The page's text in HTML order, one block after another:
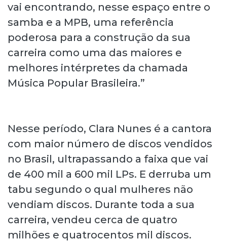
vai encontrando, nesse espaço entre o
samba e a MPB, uma referência
poderosa para a construção da sua
carreira como uma das maiores e
melhores intérpretes da chamada
Música Popular Brasileira.”
Nesse período, Clara Nunes é a cantora
com maior número de discos vendidos
no Brasil, ultrapassando a faixa que vai
de 400 mil a 600 mil LPs. E derruba um
tabu segundo o qual mulheres não
vendiam discos. Durante toda a sua
carreira, vendeu cerca de quatro
milhões e quatrocentos mil discos.